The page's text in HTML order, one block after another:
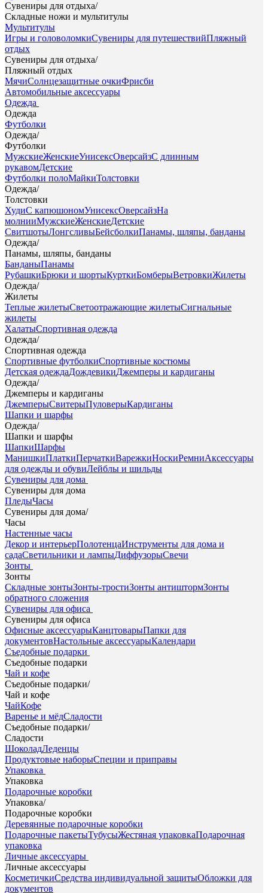
Сувениры для отдыха/
Складные ножи и мультитулы
Мультитулы
Игры и головоломкиСувениры для путешествийПляжный
отдых
Сувениры для отдыха/
Пляжный отдых
МячиСолнцезащитные очкиФрисби
Автомобильные аксессуары
Одежда
Одежда
Футболки
Одежда/
Футболки
МужскиеЖенскиеУнисексОверсайзС длинным
рукавомДетские
Футболки полоМайкиТолстовки
Одежда/
Толстовки
ХудиС капюшономУнисексОверсайзНа
молнииМужскиеЖенскиеДетские
СвитшотыЛонгсливыБейсболкиПанамы, шляпы, банданы
Одежда/
Панамы, шляпы, банданы
БанданыПанамы
РубашкиБрюки и шортыКурткиБомберыВетровкиЖилеты
Одежда/
Жилеты
Теплые жилетыСветоотражающие жилетыСигнальные
жилеты
ХалатыСпортивная одежда
Одежда/
Спортивная одежда
Спортивные футболкиСпортивные костюмы
Детская одеждаДождевикиДжемперы и кардиганы
Одежда/
Джемперы и кардиганы
ДжемперыСвитерыПуловерыКардиганы
Шапки и шарфы
Одежда/
Шапки и шарфы
ШапкиШарфы
МанишкиПлаткиПерчаткиВарежкиНоскиРемниАксессуары
для одежды и обувиЛейблы и шильды
Сувениры для дома
Сувениры для дома
ПледыЧасы
Сувениры для дома/
Часы
Настенные часы
Декор и интерьерПолотенцаИнструменты для дома и
садаСветильники и лампыДиффузорыСвечи
Зонты
Зонты
Складные зонтыЗонты-тростиЗонты антиштормЗонты
обратного сложения
Сувениры для офиса
Сувениры для офиса
Офисные аксессуарыКанцтоварыПапки для
документовНастольные аксессуарыКалендари
Съедобные подарки
Съедобные подарки
Чай и кофе
Съедобные подарки/
Чай и кофе
ЧайКофе
Варенье и мёдСладости
Съедобные подарки/
Сладости
ШоколадЛеденцы
Продуктовые наборыСпеции и приправы
Упаковка
Упаковка
Подарочные коробки
Упаковка/
Подарочные коробки
Деревянные подарочные коробки
Подарочные пакетыТубусыЖестяная упаковкаПодарочная
упаковка
Личные аксессуары
Личные аксессуары
КосметичкиСредства индивидуальной защитыОбложки для
документов